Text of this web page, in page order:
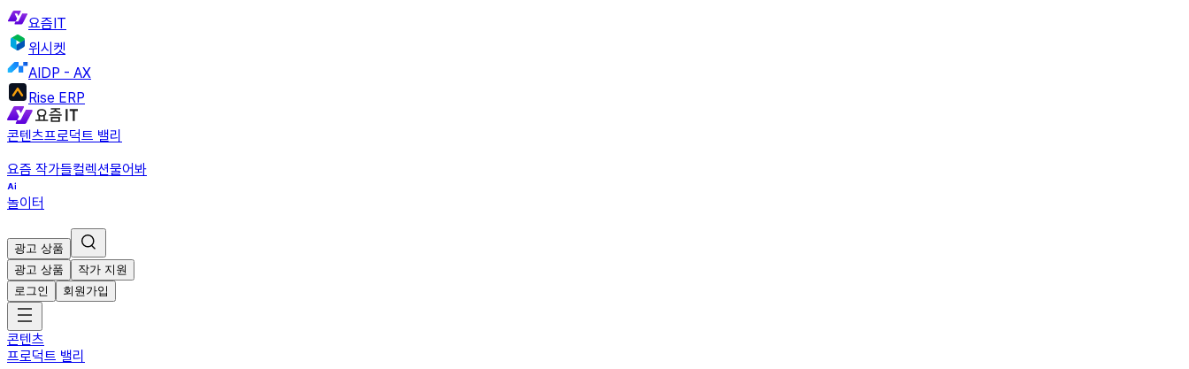
요즘IT
위시켓
AIDP - AX
Rise ERP
콘텐츠프로덕트 밸리
요즘 작가들컬렉션물어봐
놀이터
광고 상품
광고 상품
작가 지원
로그인
회원가입
콘텐츠
프로덕트 밸리